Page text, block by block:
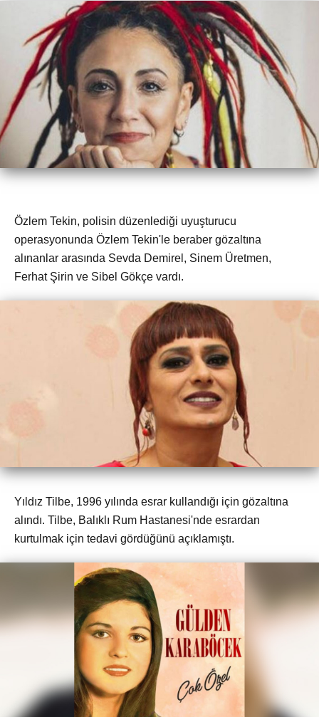
Özlem Tekin, polisin düzenlediği uyuşturucu
operasyonunda Özlem Tekin'le beraber gözaltına
alınanlar arasında Sevda Demirel, Sinem Üretmen,
Ferhat Şirin ve Sibel Gökçe vardı.
Yıldız Tilbe, 1996 yılında esrar kullandığı için gözaltına
alındı. Tilbe, Balıklı Rum Hastanesi'nde esrardan
kurtulmak için tedavi gördüğünü açıklamıştı.